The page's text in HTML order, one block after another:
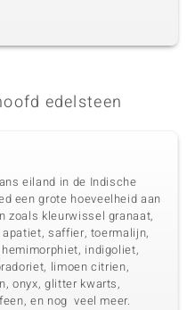
edelsteen
eiland in de Indische
een grote hoeveelheid aan
zoals kleurwissel granaat,
saffier, toermalijn,
indigoliet,
limoen citrien,
onyx, glitter kwarts,
en nog veel meer.